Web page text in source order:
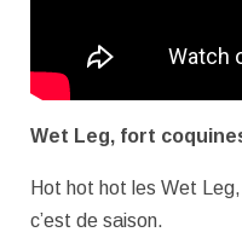
Wet Leg, fort
Hot hot hot les Wet
c’est de saison.